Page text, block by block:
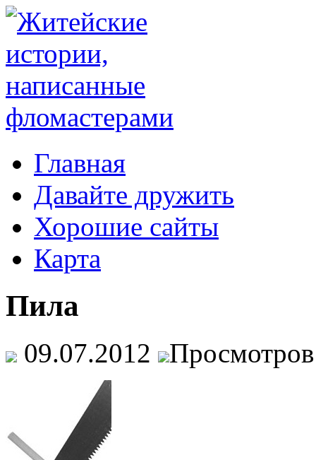
Главная
Давайте дружить
Хорошие сайты
Карта
Пила
09.07.2012